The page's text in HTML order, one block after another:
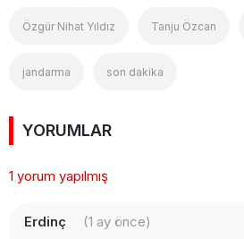
Özgür Nihat Yıldız Tanju Özcan
jandarma son dakika
YORUMLAR
1 yorum yapılmış
Erdinç
(1 ay önce)